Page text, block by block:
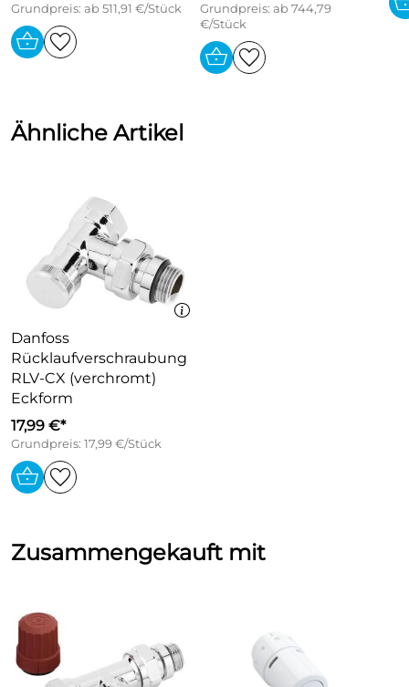
Anschluss Anlage: Rp 1/2
Oberfläche: verchromt
kvs-Wert: 2,5 m3/h
Bestell-Nr.: 003L0274
Grundpreis: ab 511,91 €/Stück
Grundpreis: ab 744,79
€/Stück
Ähnliche Artikel
Danfoss
Rücklaufverschraubung
RLV-CX (verchromt)
Eckform
17,99 €*
Grundpreis: 17,99 €/Stück
Zusammengekauft mit